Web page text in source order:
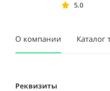
5.0
О компании Каталог
Реквизиты